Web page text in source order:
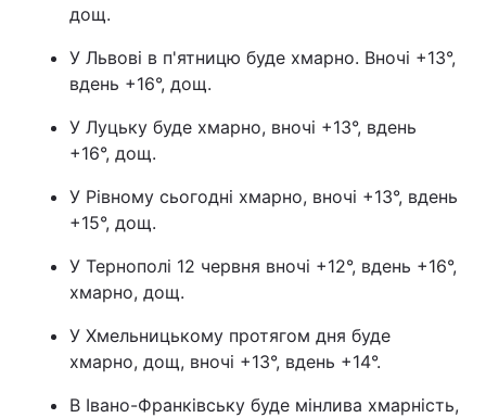
Здоров'я
Цікавинки
Екологія Регіони
Відео з Youtube
Інтерв'ю
Архів Вакансії
дощ.
У Львові в п'ятницю буде хмарно. Вночі +13°,
вдень +16°, дощ.
У Луцьку буде хмарно, вночі +13°, вдень
+16°, дощ.
У Рівному сьогодні хмарно, вночі +13°, вдень
+15°, дощ.
У Тернополі 12 червня вночі +12°, вдень +16°,
хмарно, дощ.
У Хмельницькому протягом дня буде
хмарно, дощ, вночі +13°, вдень +14°.
В Івано-Франківську буде мінлива хмарність,